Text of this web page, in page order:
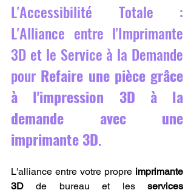
L'Accessibilité Totale :
L'Alliance entre l'Imprimante
3D et le Service à la Demande
pour Refaire une pièce grâce
à l'impression 3D à la
demande avec une
imprimante 3D.
L'alliance entre votre propre imprimante
3D de bureau et les services